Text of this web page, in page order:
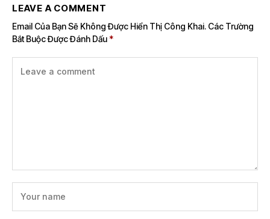
LEAVE A COMMENT
Email Của Bạn Sẽ Không Được Hiển Thị Công Khai. Các Trường
Bắt Buộc Được Đánh Dấu *